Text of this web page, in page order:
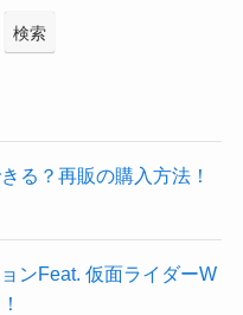
検索
る？再販の購入方法！
ンFeat. 仮面ライダーW